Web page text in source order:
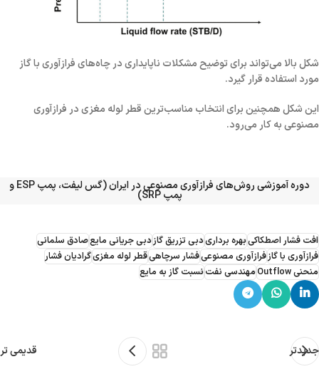
شکل بالا می‌تواند برای توضیح مشکلات ناپایداری در چاه‌های فرازآوری با گاز
مورد استفاده قرار گیرد.
این شکل همچنین برای انتخاب مناسب‌ترین قطر لوله مغزی در فرازآوری
مصنوعی به کار می‌رود.
دوره آموزشی روش‌های فرازآوری مصنوعی در ایران (گس لیفت، پمپ ESP و
پمپ SRP)
افت فشار اصطکاکیبهره برداریدبی تزریق گازدبی جریانی مایعصادق سلمانی
فرازآوری با گازفرازآوری مصنوعیفشار سرچاهیقطر لوله مغزیگرادیان فشار
منحنی Outflow
مهندسی نفتنسبت گاز به مایع
جدیدتر قدیمی تر